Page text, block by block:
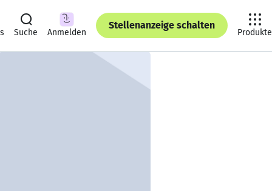
Suche Anmelden
Stellenanzeige schalten
Produkte